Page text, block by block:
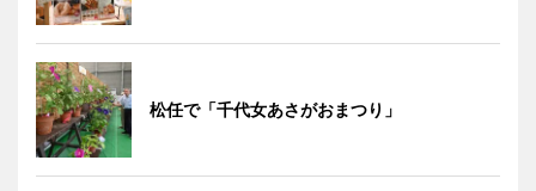
松任で「千代女あさがおまつり」